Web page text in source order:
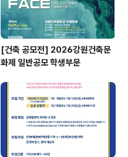
[건축 공모전] 2026강원건축문
화제 일반공모 학생부문